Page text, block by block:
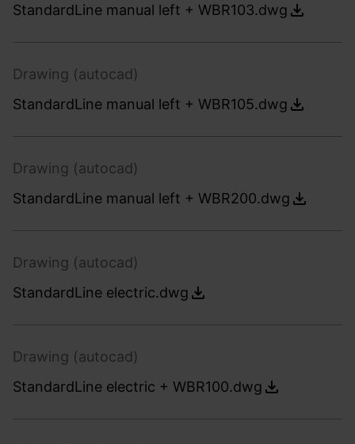
StandardLine manual left + WBR103.dwg
Drawing (autocad)
StandardLine manual left + WBR105.dwg
Drawing (autocad)
StandardLine manual left + WBR200.dwg
Drawing (autocad)
StandardLine electric.dwg
Drawing (autocad)
StandardLine electric + WBR100.dwg